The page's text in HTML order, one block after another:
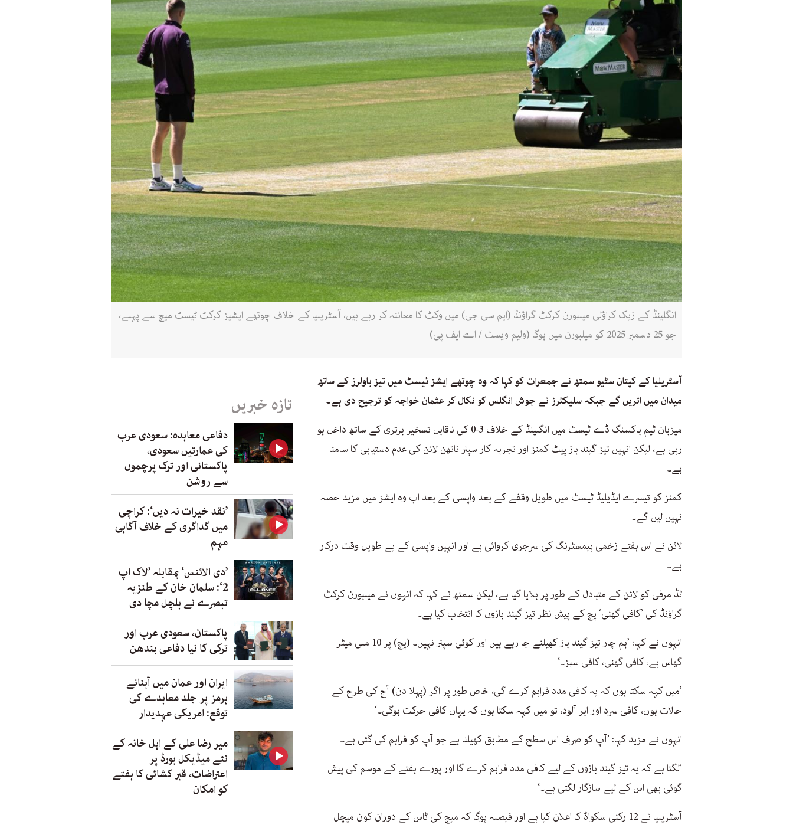
انگلینڈ کے زیک کراؤلی میلبورن کرکٹ گراؤنڈ (ایم سی جی) میں وکٹ کا معائنہ کر رہے ہیں، آسٹریلیا کے خلاف چوتھے ایشیز کرکٹ ٹیسٹ میچ سے پہلے،
جو 25 دسمبر 2025 کو میلبورن میں ہوگا (ولیم ویسٹ / اے ایف پی)
آسٹریلیا کے کپتان سٹیو سمتھ نے جمعرات کو کہا کہ وہ چوتھے ایشز ٹیسٹ میں تیز باولرز کے ساتھ
میدان میں اتریں گے جبکہ سلیکٹرز نے جوش انگلس کو نکال کر عثمان خواجہ کو ترجیح دی ہے۔
میزبان ٹیم باکسنگ ڈے ٹیسٹ میں انگلینڈ کے خلاف 3-0 کی ناقابل تسخیر برتری کے ساتھ داخل ہو
رہی ہے، لیکن انہیں تیز گیند باز پیٹ کمنز اور تجربہ کار سپنر ناتھن لائن کی عدم دستیابی کا سامنا
ہے۔
کمنز کو تیسرے ایڈیلیڈ ٹیسٹ میں طویل وقفے کے بعد واپسی کے بعد اب وہ ایشز میں مزید حصہ
نہیں لیں گے۔
لائن نے اس ہفتے زخمی ہیمسٹرنگ کی سرجری کروائی ہے اور انہیں واپسی کے یے طویل وقت درکار
ہے۔
ٹڈ مرفی کو لائن کے متبادل کے طور پر بلایا گیا ہے، لیکن سمتھ نے کہا کہ انہوں نے میلبورن کرکٹ
گراؤنڈ کی ’کافی گھنی‘ پچ کے پیش نظر تیز گیند بازوں کا انتخاب کیا ہے۔
انہوں نے کہا: ’ہم چار تیز گیند باز کھیلنے جا رہے ہیں اور کوئی سپنر نہیں۔ (پچ) پر 10 ملی میٹر
گھاس ہے، کافی گھنی، کافی سبز۔‘
’میں کہہ سکتا ہوں کہ یہ کافی مدد فراہم کرے گی، خاص طور پر اگر (پہلا دن) آج کی طرح کے
حالات ہوں، کافی سرد اور ابر آلود، تو میں کہہ سکتا ہوں کہ یہاں کافی حرکت ہوگی۔‘
انہوں نے مزید کہا: ’آپ کو صرف اس سطح کے مطابق کھیلنا ہے جو آپ کو فراہم کی گئی ہے۔
’لگتا ہے کہ یہ تیز گیند بازوں کے لیے کافی مدد فراہم کرے گا اور پورے ہفتے کے موسم کی پیش
گوئی بھی اس کے لیے سازگار لگتی ہے۔‘
آسٹریلیا نے 12 رکنی سکواڈ کا اعلان کیا ہے اور فیصلہ ہوگا کہ میچ کی ٹاس کے دوران کون میچل
تازہ خبریں
دفاعی معاہدہ: سعودی عرب
کی عمارتیں سعودی،
پاکستانی اور ترک پرچموں
سے روشن
’نقد خیرات نہ دیں‘: کراچی
میں گداگری کے خلاف آگاہی
مہم
’دی الائنس‘ بمقابلہ ’لاک اپ
2‘: سلمان خان کے طنزیہ
تبصرے نے ہلچل مچا دی
پاکستان، سعودی عرب اور
ترکی کا نیا دفاعی بندھن
ایران اور عمان میں آبنائے
ہرمز پر جلد معاہدے کی
توقع: امریکی عہدیدار
میر رضا علی کے اہل خانہ کے
نئے میڈیکل بورڈ پر
اعتراضات، قبر کشائی کا ہفتے
کو امکان